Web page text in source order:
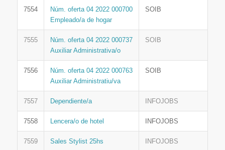
7554
Núm. oferta 04 2022 000700
Empleado/a de hogar
SOIB
7555
Núm. oferta 04 2022 000737
Auxiliar Administrativa/o
SOIB
7556
Núm. oferta 04 2022 000763
Auxiliar Administratiu/va
SOIB
7557 Dependiente/a INFOJOBS
7558 Lencera/o de hotel INFOJOBS
7559 Sales Stylist 25hs INFOJOBS